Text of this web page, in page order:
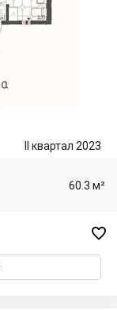
II квартал 2023
60.3 м²
